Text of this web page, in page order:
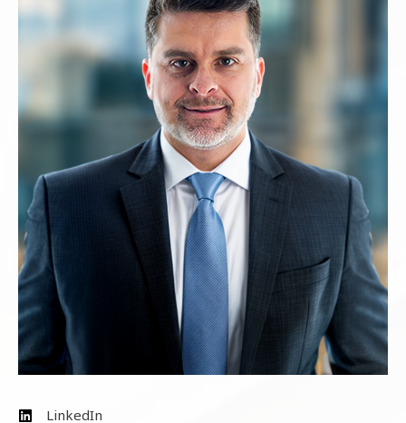
LinkedIn